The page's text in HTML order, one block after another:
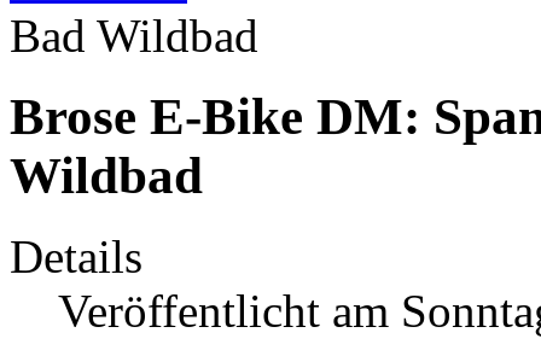
Bad Wildbad
Brose E-Bike DM:
Wildbad
Details
Veröffentlicht am